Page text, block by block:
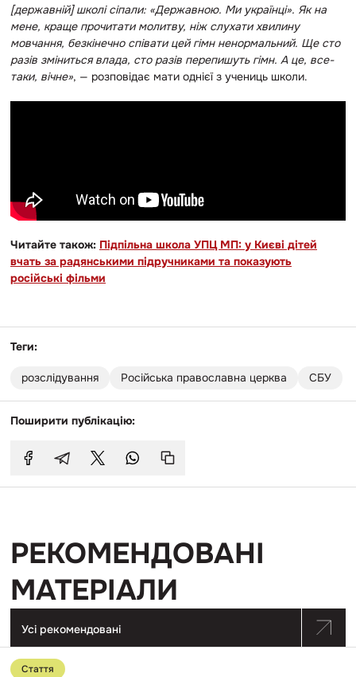
[державній] школі сіпали: «Державною. Ми українці». Як на
мене, краще прочитати молитву, ніж слухати хвилину
мовчання, безкінечно співати цей гімн ненормальний. Ще сто
разів зміниться влада, сто разів перепишуть гімн. А це, все-
таки, вічне», — розповідає мати однієї з учениць школи.
Читайте також: Підпільна школа УПЦ МП: у Києві дітей
вчать за радянськими підручниками та показують
російські фільми
Теги:
розслідування Російська православна церква СБУ
Поширити публікацію:
РЕКОМЕНДОВАНІ
МАТЕРІАЛИ
Усі рекомендовані
Перейти
до Стаття